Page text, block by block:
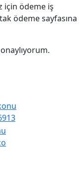
için ödeme iş
ödeme sayfasına